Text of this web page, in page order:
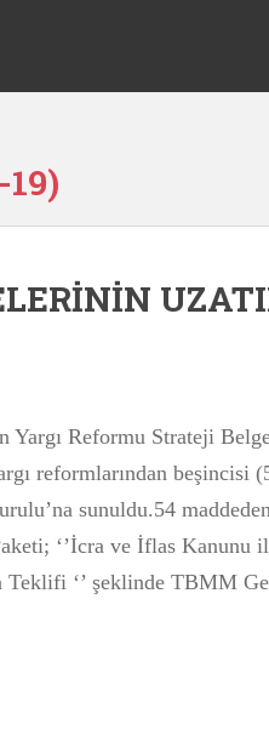
Yargı Reformu Strateji
reformlarından beşincisi
sunuldu.54
‘’İcra ve İflas Kanunu
Teklifi ‘’ şeklinde TBMM